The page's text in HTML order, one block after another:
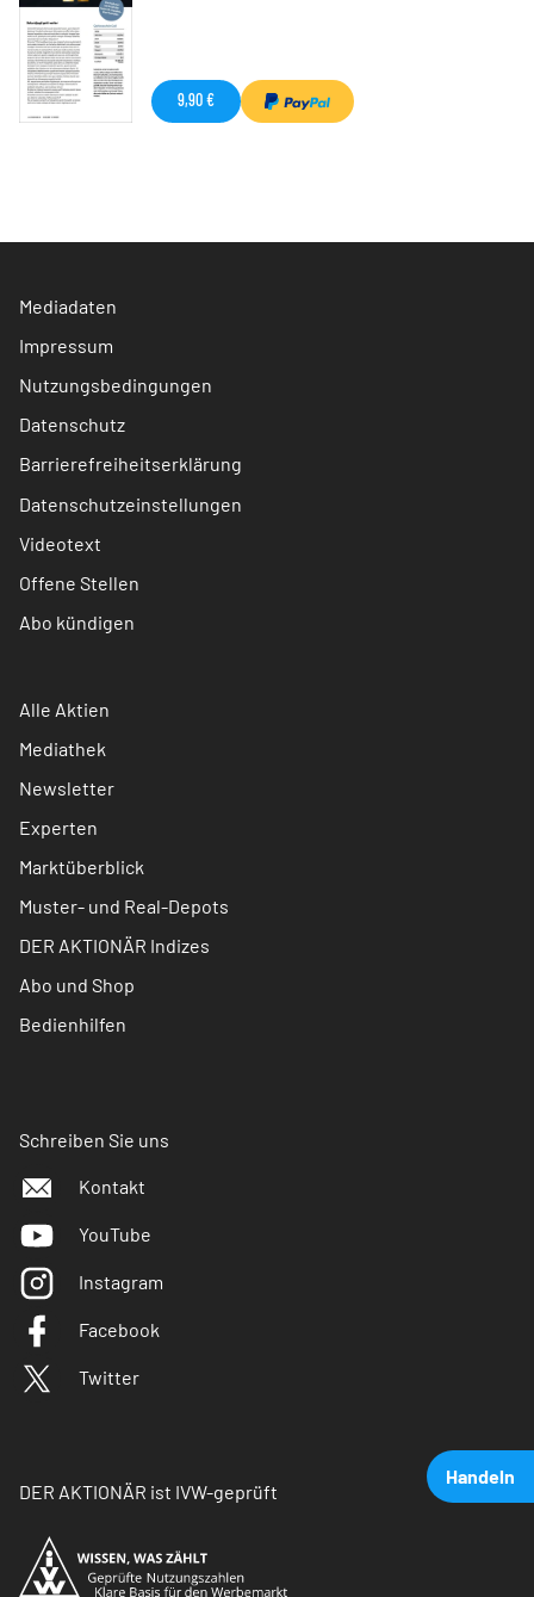
Handeln
9,90 €
Mediadaten
Impressum
Nutzungsbedingungen
Datenschutz
Barrierefreiheitserklärung
Datenschutzeinstellungen
Videotext
Offene Stellen
Abo kündigen
Alle Aktien
Mediathek
Newsletter
Experten
Marktüberblick
Muster- und Real-Depots
DER AKTIONÄR Indizes
Abo und Shop
Bedienhilfen
Schreiben Sie uns
Kontakt
YouTube
Instagram
Facebook
Twitter
DER AKTIONÄR ist IVW-geprüft